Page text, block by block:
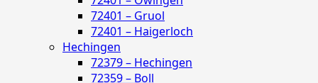
72401 – Gruol
72401 – Haigerloch
Hechingen
72379 – Hechingen
72359 – Boll